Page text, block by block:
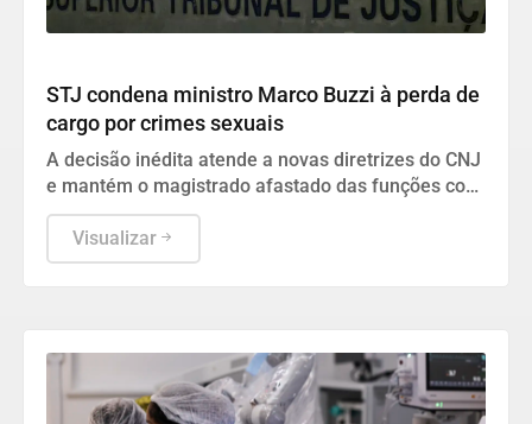
STJ condena ministro Marco Buzzi à perda de
cargo por crimes sexuais
A decisão inédita atende a novas diretrizes do CNJ
e mantém o magistrado afastado das funções com
rendimentos proporcionais ao tempo de serviço
prestado.
Visualizar